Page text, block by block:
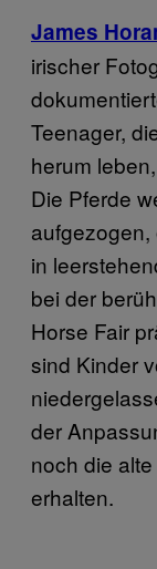
James
irischer
Teenager,
herum
Die Pferde
in
bei der
Horse Fair
sind Kinder
der
noch die
erhalten.